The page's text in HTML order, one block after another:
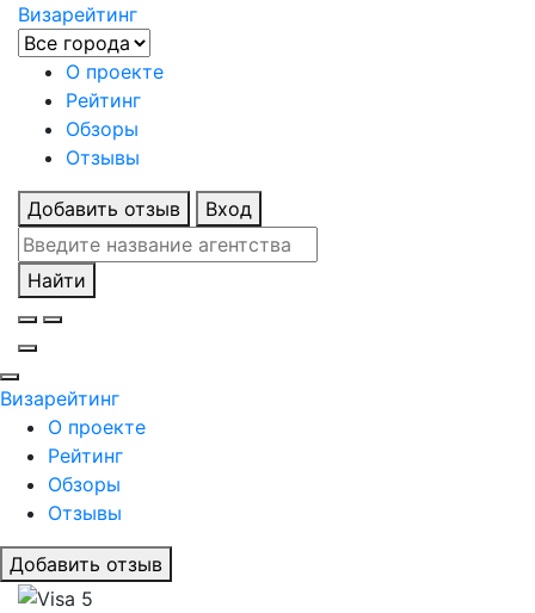
Визарейтинг
О проекте
Рейтинг
Обзоры
Отзывы
Добавить отзыв Вход
Найти
Визарейтинг
О проекте
Рейтинг
Обзоры
Отзывы
Добавить отзыв